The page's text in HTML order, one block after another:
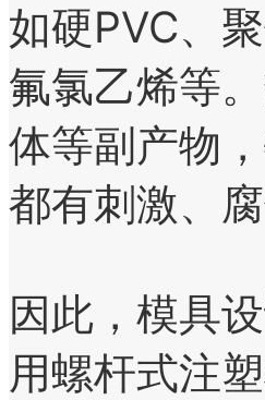
如硬PVC、
氟氯乙烯等
体等副产物
都有刺激、
因此，模具
用螺杆式注